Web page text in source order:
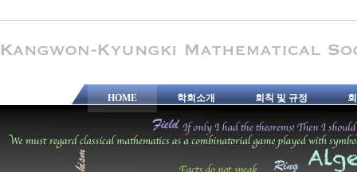
HOME 학회소개 회칙 및 규정